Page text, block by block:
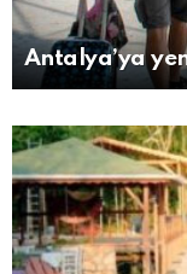
Antalya’ya
MORE
STORIES